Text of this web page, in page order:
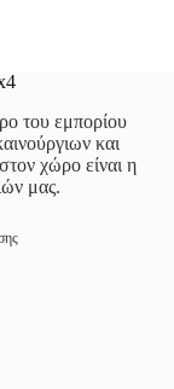
του εμπορίου
και
χώρο είναι η
μας.